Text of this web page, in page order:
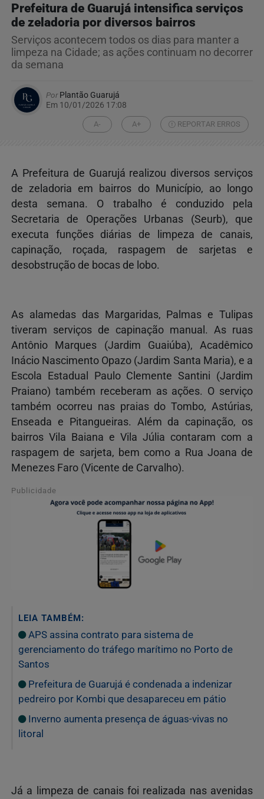
Prefeitura de Guarujá intensifica serviços
de zeladoria por diversos bairros
Serviços acontecem todos os dias para manter a
limpeza na Cidade; as ações continuam no decorrer
da semana
PorPlantão Guarujá
Em 10/01/2026 17:08
A- A+ REPORTAR ERROS
A Prefeitura de Guarujá realizou diversos serviços
de zeladoria em bairros do Município, ao longo
desta semana. O trabalho é conduzido pela
Secretaria de Operações Urbanas (Seurb), que
executa funções diárias de limpeza de canais,
capinação, roçada, raspagem de sarjetas e
desobstrução de bocas de lobo.
As alamedas das Margaridas, Palmas e Tulipas
tiveram serviços de capinação manual. As ruas
Antônio Marques (Jardim Guaiúba), Acadêmico
Inácio Nascimento Opazo (Jardim Santa Maria), e a
Escola Estadual Paulo Clemente Santini (Jardim
Praiano) também receberam as ações. O serviço
também ocorreu nas praias do Tombo, Astúrias,
Enseada e Pitangueiras. Além da capinação, os
bairros Vila Baiana e Vila Júlia contaram com a
raspagem de sarjeta, bem como a Rua Joana de
Menezes Faro (Vicente de Carvalho).
Publicidade
LEIA TAMBÉM:
APS assina contrato para sistema de
gerenciamento do tráfego marítimo no Porto de
Santos
Prefeitura de Guarujá é condenada a indenizar
pedreiro por Kombi que desapareceu em pátio
Inverno aumenta presença de águas-vivas no
litoral
Já a limpeza de canais foi realizada nas avenidas